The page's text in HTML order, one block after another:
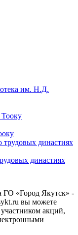
им. Н.Д.
династиях
ГО «Город Якутск» -
вы можете
акций,